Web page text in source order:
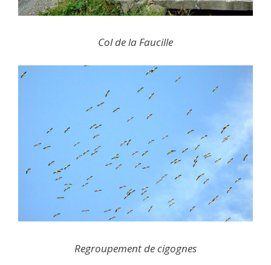
Col de la Faucille
Regroupement de cigognes